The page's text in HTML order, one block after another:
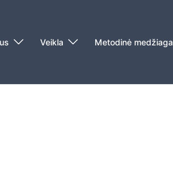
Veikla Metodinė medžiaga